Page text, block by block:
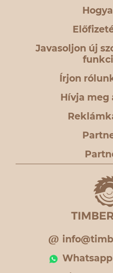
Javasoljon új
Írjon
Hívja meg
Whatsapp